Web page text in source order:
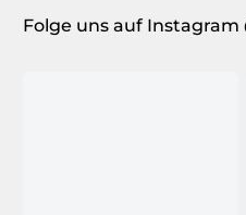
Folge uns auf Instagram